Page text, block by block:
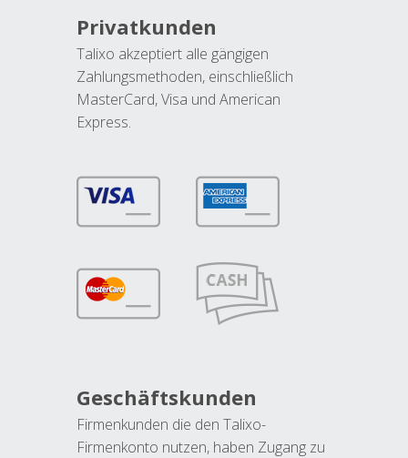
Privatkunden
Talixo akzeptiert alle gängigen
Zahlungsmethoden, einschließlich
MasterCard, Visa und American
Express.
Geschäftskunden
Firmenkunden die den Talixo-
Firmenkonto nutzen, haben Zugang zu